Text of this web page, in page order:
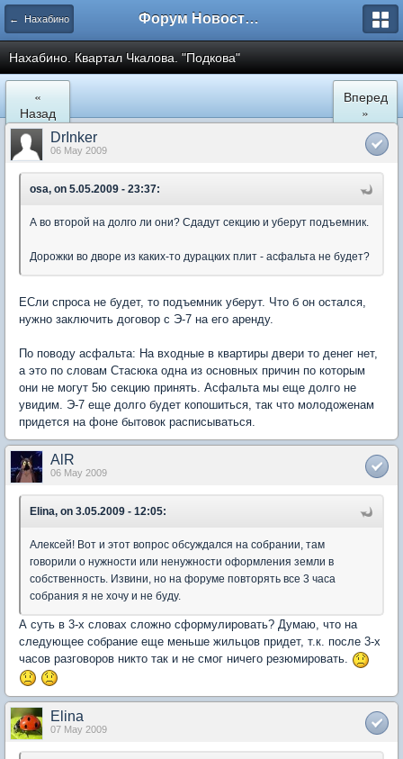
← Нахабино Форум Новостройки
Нахабино. Квартал Чкалова. "Подкова"
«
Назад
Вперед
»
DrInker
06 May 2009
osa, on 5.05.2009 - 23:37:
А во второй на долго ли они? Сдадут секцию и уберут подъемник.
Дорожки во дворе из каких-то дурацких плит - асфальта не будет?
ЕСли спроса не будет, то подъемник уберут. Что б он остался,
нужно заключить договор с Э-7 на его аренду.
По поводу асфальта: На входные в квартиры двери то денег нет,
а это по словам Стасюка одна из основных причин по которым
они не могут 5ю секцию принять. Асфальта мы еще долго не
увидим. Э-7 еще долго будет копошиться, так что молодоженам
придется на фоне бытовок расписываться.
AlR
06 May 2009
Elina, on 3.05.2009 - 12:05:
Алексей! Вот и этот вопрос обсуждался на собрании, там
говорили о нужности или ненужности оформления земли в
собственность. Извини, но на форуме повторять все 3 часа
собрания я не хочу и не буду.
А суть в 3-х словах сложно сформулировать? Думаю, что на
следующее собрание еще меньше жильцов придет, т.к. после 3-х
часов разговоров никто так и не смог ничего резюмировать.
Elina
07 May 2009